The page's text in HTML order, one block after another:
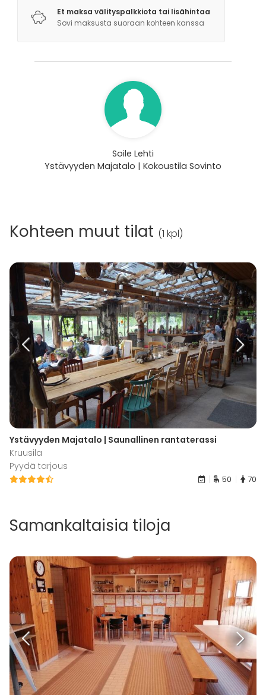
Tilamme sijaitsevat järven rannalla. Talvella on
Et maksa välityspalkkiota tai lisähintaa
Sovi maksusta suoraan kohteen kanssa
Soile Lehti
Ystävyyden Majatalo | Kokoustila Sovinto
Kohteen muut tilat (1 kpl)
Ystävyyden Majatalo | Saunallinen rantaterassi
Kruusila
Pyydä tarjous
50 70
Samankaltaisia tiloja